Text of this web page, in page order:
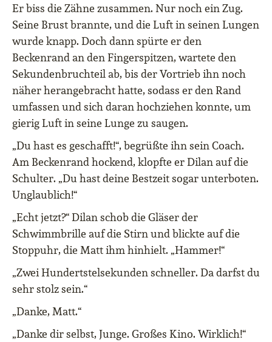
Er biss die Zähne zusammen. Nur noch ein Zug.
Seine Brust brannte, und die Luft in seinen Lungen
wurde knapp. Doch dann spürte er den
Beckenrand an den Fingerspitzen, wartete den
Sekundenbruchteil ab, bis der Vortrieb ihn noch
näher herangebracht hatte, sodass er den Rand
umfassen und sich daran hochziehen konnte, um
gierig Luft in seine Lunge zu saugen.
„Du hast es geschafft!“, begrüßte ihn sein Coach.
Am Beckenrand hockend, klopfte er Dilan auf die
Schulter. „Du hast deine Bestzeit sogar unterboten.
Unglaublich!“
„Echt jetzt?“ Dilan schob die Gläser der
Schwimmbrille auf die Stirn und blickte auf die
Stoppuhr, die Matt ihm hinhielt. „Hammer!“
„Zwei Hundertstelsekunden schneller. Da darfst du
sehr stolz sein.“
„Danke, Matt.“
„Danke dir selbst, Junge. Großes Kino. Wirklich!“